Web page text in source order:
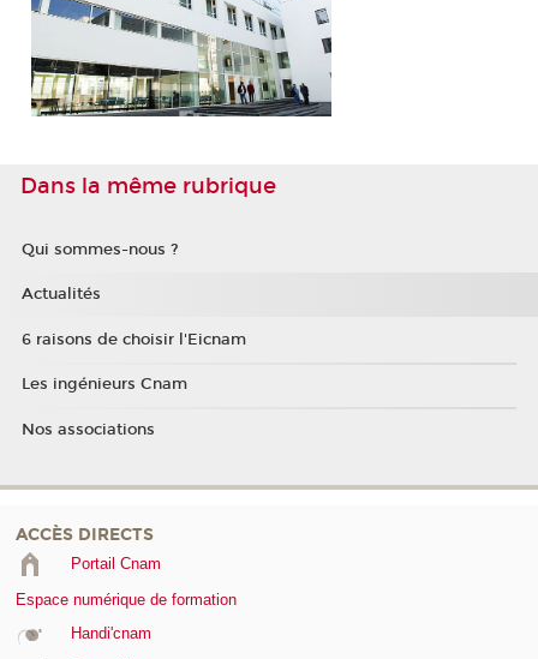
Dans la même rubrique
Qui sommes-nous ?
Actualités
6 raisons de choisir l'Eicnam
Les ingénieurs Cnam
Nos associations
ACCÈS DIRECTS
Portail Cnam
Espace numérique de formation
Handi'cnam